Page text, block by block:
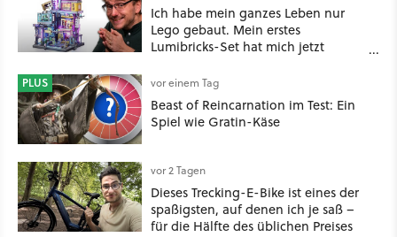
Ich habe mein ganzes Leben nur
Lego gebaut. Mein erstes
Lumibricks-Set hat mich jetzt
Stack im Test
PLUS vor einem Tag
Beast of Reincarnation im Test: Ein
Spiel wie Gratin-Käse
vor 2 Tagen
Dieses Trecking-E-Bike ist eines der
spaßigsten, auf denen ich je saß –
für die Hälfte des üblichen Preises